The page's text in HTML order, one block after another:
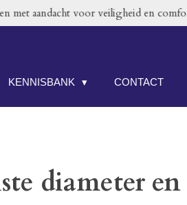
met aandacht voor veiligheid en
KENNISBANK CONTACT
diameter